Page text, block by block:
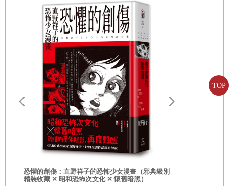
TOP
恐懼的創傷：直野祥子的恐怖少女漫畫（邪典級別
精裝收藏 ✕ 昭和恐怖次文化 ✕ 懷舊暗黑）